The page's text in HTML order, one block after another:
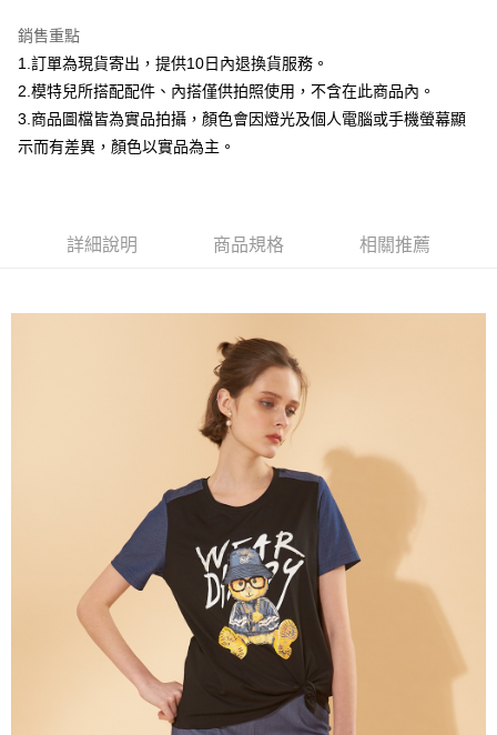
聯邦商業銀行
元大商業銀行
永豐商業銀行
台新國際商業銀行
中國信託商業銀行
台灣樂天信用卡公司
悠遊付
Google Pay
大哥付你分期
2.付款方式選擇「大哥付你分期」，訂單成立後會自動跳轉到大哥付的交易
流程，驗證手機門號後，選擇欲分期的期數、繳款截止日，確認付款後即完
4.訂單成立30分鐘內，如未前往確認交易或遇審核未通過，訂單將自動取
消。如遇「轉專審核」未通過狀況，表示未達大哥付你分期系統評分，恕無
1.分期款項不併入電信帳單，「大哥付你分期」於每月結算日後寄送繳費提
2.透過簡訊連結打開帳單後，可選擇「超商條碼／台灣大直營門市／銀行轉
帳／街口支付／iPASS MONEY」等通路繳費。
1.本服務係由「台灣大哥大股份有限公司」（以下簡稱本公司）所提供，讓
用戶於交易時，得透過本服務購買商品或服務，並由商店將買賣／分期付款
買賣價金債權讓與本公司後，依約使用本公司帳單繳交帳款。
2.基於同意付款使用「大哥付你分期」之契約關係目的，商店將以您的個人
資料（包含姓名、電話或地址）提供予台灣大哥大進項蒐集、處理及利用，
由本公司與您本人進行分期帳單所需資料之確認、核對及更正。
3.完整用戶服務條款，請詳閱以下連結：https://oppay.tw/userRule
相關說明
２．便利：只要手機號碼，簡訊認證，即可結帳。
３．安心：先確認商品／服務後，再付款。
【「AFTEE先享後付」結帳流程】
１．於結帳方式選擇「AFTEE先享後付」後，將跳轉至「AFTEE先享後付」
結帳頁面，進行簡訊認證並確認金額後，即可完成結帳。
２．訂單成立數日內，您將收到繳費通知簡訊。
３．收到繳費通知簡訊後14天內，點擊此簡訊中的連結，可透過四大超商／
ATM／網路銀行／等多元方式進行付款，方視為交易完成。
※ 請注意：結帳手續完成當下不需立刻繳費，但若您需要取消訂單，請聯絡
購買商品的店家。未經商家同意取消之訂單仍視為有效，需透過AFTEE先享
後付繳納相關費用。
※ 交易是否成功請以「AFTEE先享後付 」之結帳頁面顯示為準，若有關於
是否繳費成功／繳費後需取消欲退款等相關疑問，請聯繫「AFTEE先享後付
客戶支援中心」
https://netprotections.freshdesk.com/support/home
１．透過由恩沛科技股份有限公司提供之「AFTEE先享後付」服務完成之交
易，需依本服務之必要範圍內提供個人資料，並將交易相關給付款項請求債
權轉讓予恩沛科技股份有限公司。
每筆NT$120，滿NT$2,000(含以上)免運費
每筆NT$120，滿NT$2,000(含以上)免運費
每筆NT$120，滿NT$2,000(含以上)免運費
銷售重點
1.訂單為現貨寄出，提供10日內退換貨服務。
2.模特兒所搭配配件、內搭僅供拍照使用，不含在此商品內。
3.商品圖檔皆為實品拍攝，顏色會因燈光及個人電腦或手機螢幕顯
示而有差異，顏色以實品為主。
詳細說明 商品規格 相關推薦